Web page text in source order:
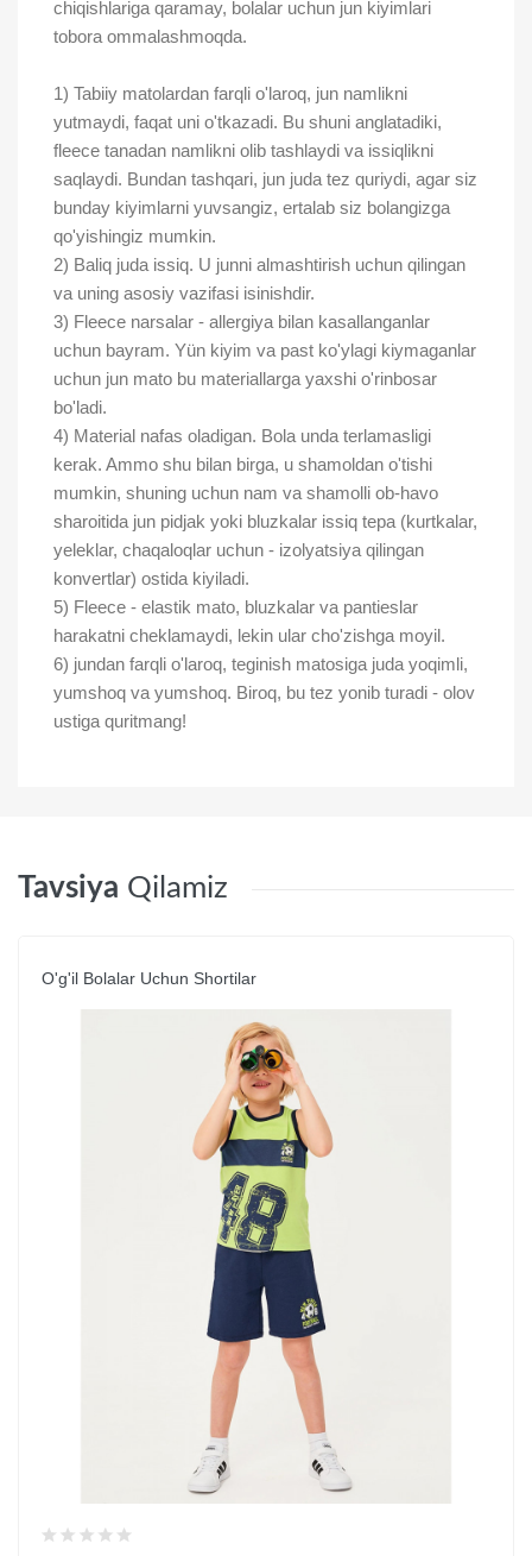
chiqishlariga qaramay, bolalar uchun jun kiyimlari
tobora ommalashmoqda.
1) Tabiiy matolardan farqli o'laroq, jun namlikni
yutmaydi, faqat uni o'tkazadi. Bu shuni anglatadiki,
fleece tanadan namlikni olib tashlaydi va issiqlikni
saqlaydi. Bundan tashqari, jun juda tez quriydi, agar siz
bunday kiyimlarni yuvsangiz, ertalab siz bolangizga
qo'yishingiz mumkin.
2) Baliq juda issiq. U junni almashtirish uchun qilingan
va uning asosiy vazifasi isinishdir.
3) Fleece narsalar - allergiya bilan kasallanganlar
uchun bayram. Yün kiyim va past ko'ylagi kiymaganlar
uchun jun mato bu materiallarga yaxshi o'rinbosar
bo'ladi.
4) Material nafas oladigan. Bola unda terlamasligi
kerak. Ammo shu bilan birga, u shamoldan o'tishi
mumkin, shuning uchun nam va shamolli ob-havo
sharoitida jun pidjak yoki bluzkalar issiq tepa (kurtkalar,
yeleklar, chaqaloqlar uchun - izolyatsiya qilingan
konvertlar) ostida kiyiladi.
5) Fleece - elastik mato, bluzkalar va pantieslar
harakatni cheklamaydi, lekin ular cho'zishga moyil.
6) jundan farqli o'laroq, teginish matosiga juda yoqimli,
yumshoq va yumshoq. Biroq, bu tez yonib turadi - olov
ustiga quritmang!
Tavsiya Qilamiz
O'g'il Bolalar Uchun Shortilar